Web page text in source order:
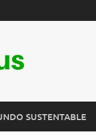
SUSTENTABLE